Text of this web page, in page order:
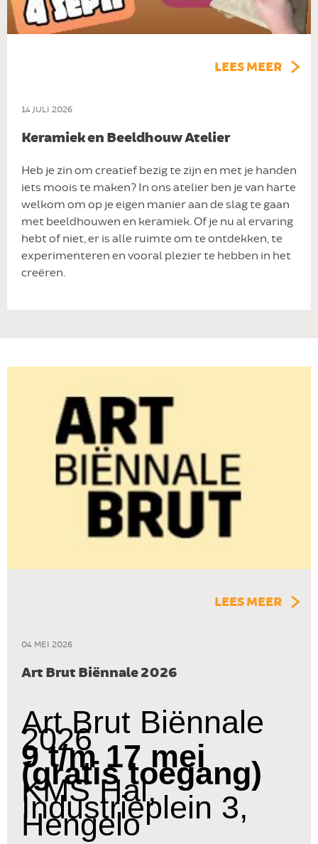
14 JULI 2026
Keramiek en Beeldhouw Atelier
Heb je zin om creatief bezig te zijn en met je handen
iets moois te maken? In ons atelier ben je van harte
welkom om op je eigen manier aan de slag te gaan
met beeldhouwen en keramiek. Of je nu al ervaring
hebt of niet, er is alle ruimte om te ontdekken, te
experimenteren en vooral plezier te hebben in het
creëren.
LEES MEER
04 MEI 2026
Art Brut Biënnale 2026
Art Brut Biënnale
2026
9 t/m 17 mei
(gratis toegang)
KMS Hal,
Industrieplein 3,
Hengelo
LEES MEER